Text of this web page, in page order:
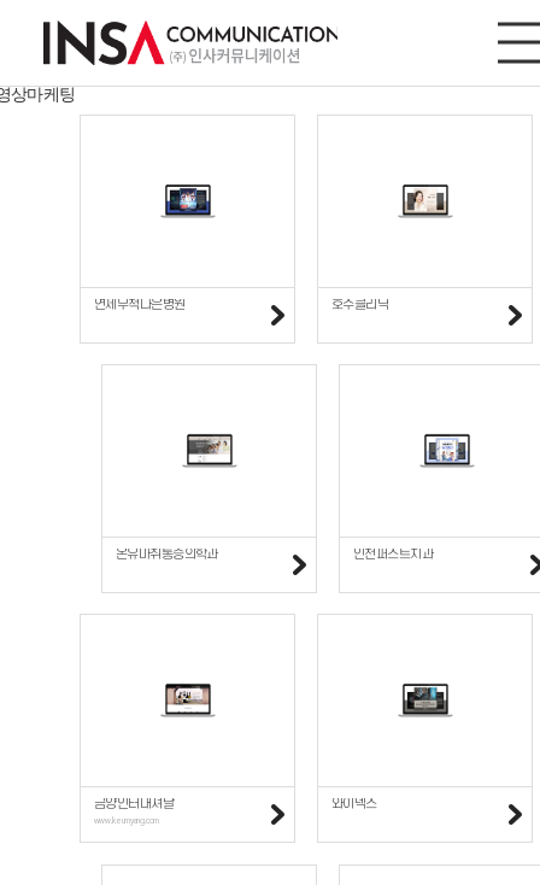
디지털마케팅
이트/모바일
디지털마케팅
상마케팅
연세무척나은병원 호수클리닉
온유마취통증의학과 인천퍼스트치과
금양인터내셔날
www.keumyang.com
와이덱스